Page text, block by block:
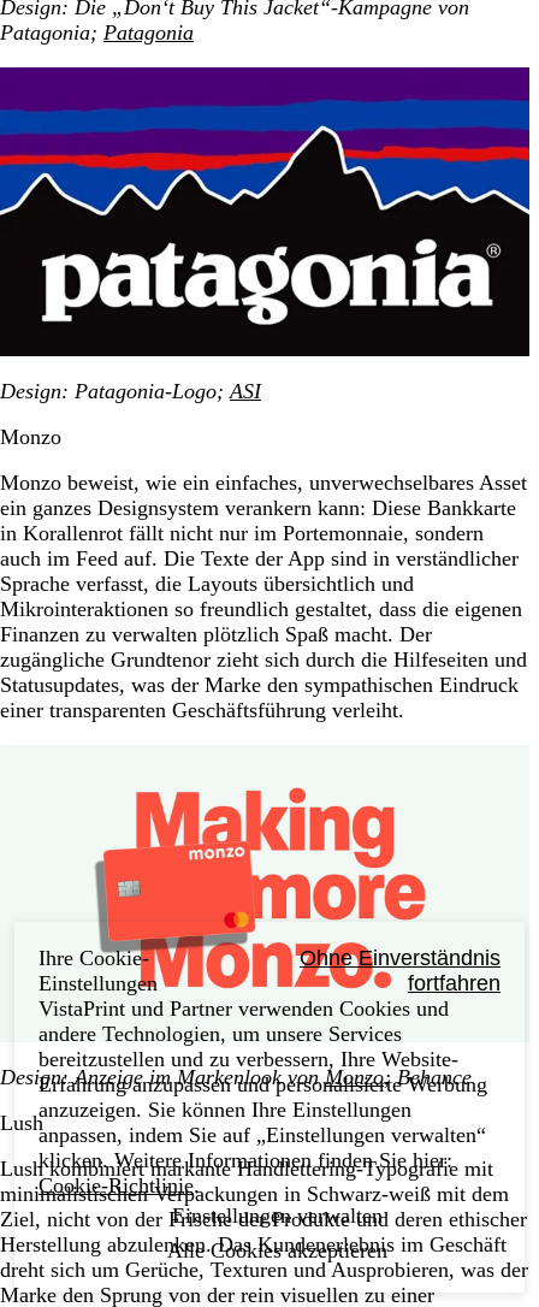
Design: Die „Don‘t Buy This Jacket“-Kampagne von
Patagonia; Patagonia
Design: Patagonia-Logo; ASI
Monzo
Monzo beweist, wie ein einfaches, unverwechselbares Asset
ein ganzes Designsystem verankern kann: Diese Bankkarte
in Korallenrot fällt nicht nur im Portemonnaie, sondern
auch im Feed auf. Die Texte der App sind in verständlicher
Sprache verfasst, die Layouts übersichtlich und
Mikrointeraktionen so freundlich gestaltet, dass die eigenen
Finanzen zu verwalten plötzlich Spaß macht. Der
zugängliche Grundtenor zieht sich durch die Hilfeseiten und
Statusupdates, was der Marke den sympathischen Eindruck
einer transparenten Geschäftsführung verleiht.
Design: Anzeige im Markenlook vonMonzo; Behance
Lush
Lush kombiniert markante Handlettering-Typografie mit
minimalistischen Verpackungen in Schwarz-weiß mit dem
Ziel, nicht von der Frische der Produkte und deren ethischer
Herstellung abzulenken. Das Kundenerlebnis im Geschäft
dreht sich um Gerüche, Texturen und Ausprobieren, was der
Marke den Sprung von der rein visuellen zu einer
Ihre Cookie-
Einstellungen
Ohne Einverständnis
fortfahren
VistaPrint und Partner verwenden Cookies und
andere Technologien, um unsere Services
bereitzustellen und zu verbessern, Ihre Website-
Erfahrung anzupassen und personalisierte Werbung
anzuzeigen. Sie können Ihre Einstellungen
anpassen, indem Sie auf „Einstellungen verwalten“
klicken. Weitere Informationen finden Sie hier:
Cookie-Richtlinie.
Einstellungen verwalten
Alle Cookies akzeptieren